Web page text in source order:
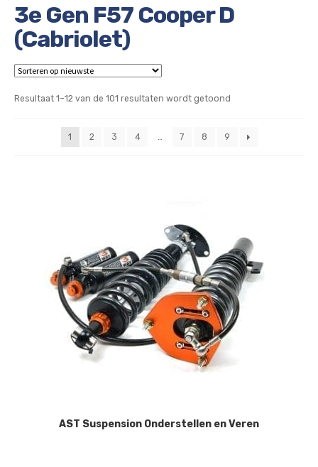
3e Gen F57 Cooper D
(Cabriolet)
Resultaat 1–12 van de 101 resultaten wordt getoondGesorteerd
1
2 3 4 7 8 9
AST Suspension Onderstellen en Veren